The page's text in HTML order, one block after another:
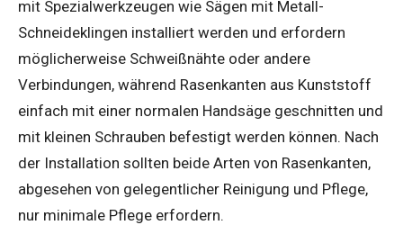
mit Spezialwerkzeugen wie Sägen mit Metall-
Schneideklingen installiert werden und erfordern
möglicherweise Schweißnähte oder andere
Verbindungen, während Rasenkanten aus Kunststoff
einfach mit einer normalen Handsäge geschnitten und
mit kleinen Schrauben befestigt werden können. Nach
der Installation sollten beide Arten von Rasenkanten,
abgesehen von gelegentlicher Reinigung und Pflege,
nur minimale Pflege erfordern.